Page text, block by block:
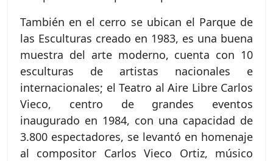
También en el cerro se ubican el Parque de
las Esculturas creado en 1983, es una buena
muestra del arte moderno, cuenta con 10
esculturas de artistas nacionales e
internacionales; el Teatro al Aire Libre Carlos
Vieco, centro de grandes eventos
inaugurado en 1984, con una capacidad de
3.800 espectadores, se levantó en homenaje
al compositor Carlos Vieco Ortiz, músico